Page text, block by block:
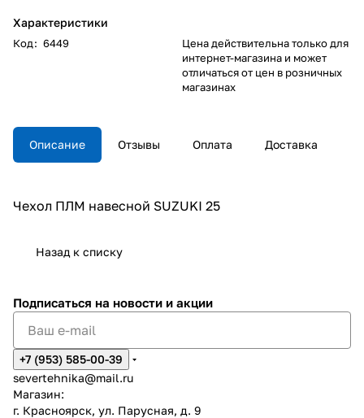
Характеристики
Код: 6449
Цена действительна только для
интернет-магазина и может
отличаться от цен в розничных
магазинах
Описание Отзывы Оплата Доставка
Чехол ПЛМ навесной SUZUKI 25
Назад к списку
Подписаться на новости и акции
+7 (953) 585-00-39
severtehnika@mail.ru
Магазин:
г. Красноярск, ул. Парусная, д. 9